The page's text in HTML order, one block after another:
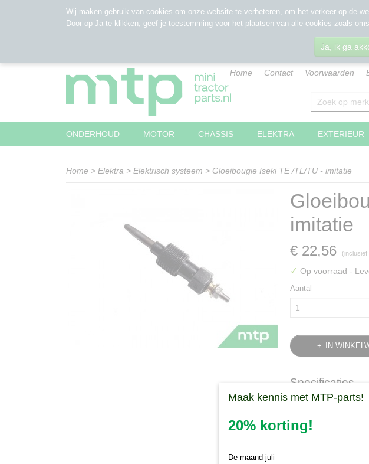
Home Contact Voorwaarden
ONDERHOUD MOTOR CHASSIS ELEKTRA EXTERIEUR
Home > Elektra > Elektrisch systeem > Gloeibougie Iseki TE /TL/TU - imitatie
imitatie
€ 22,56 (inclusief
✓ Op voorraad -
Aantal
IN
Specificaties
Bruto gewicht
Een gloeibougie voor
Wij maken gebruik van cookies om onze website te verbeteren, om het verkeer op de
Door op Ja te klikken, geef je toestemming voor het plaatsen van alle cookies zoals
Ja, ik ga
Maak kennis met MTP-parts!
20% korting!
De maand juli